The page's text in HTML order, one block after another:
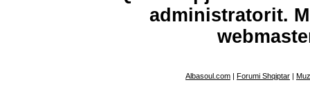
administratorit.
Albasoul.com | Forumi Shqiptar |